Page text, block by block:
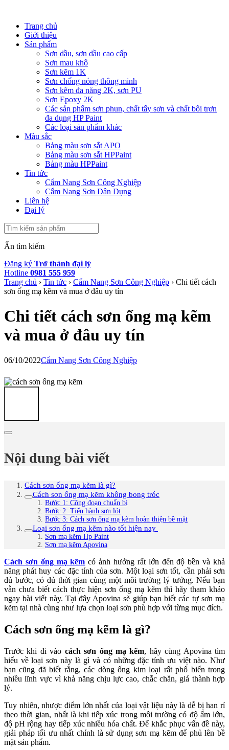
Trang chủ
Giới thiệu
Sản phẩm
Sơn dầu, sơn dầu cao cấp
Sơn mau khô
Sơn kẽm 1K
Sơn chống nóng thông minh
Sơn kẽm đa năng 2K, sơn PU
Sơn Epoxy 2K
Các sản phẩm sơn phun, chất tẩy sơn và chất bôi trơn
đa dụng HP Paint
Các loại sản phẩm khác
Màu sắc
Bảng màu sơn sắt APO
Bảng màu sơn sắt HPPaint
Bảng màu HPPaint
Tin tức
Cẩm Nang Sơn Công Nghiệp
Cẩm Nang Sơn Dân Dụng
Liên hệ
Đại lý
Ẩn tìm kiếm
Đăng ký Trở thành đại lý
Hotline 0981 555 959
Trang chủ › Tin tức › Cẩm Nang Sơn Công Nghiệp › Chi tiết cách
sơn ống mạ kẽm và mua ở đâu uy tín
Chi tiết cách sơn ống mạ kẽm
và mua ở đâu uy tín
06/10/2022Cẩm Nang Sơn Công Nghiệp
Nội dung bài viết
Cách sơn ống mạ kẽm là gì?
Cách sơn ống mạ kẽm không bong tróc
Bước 1: Công đoạn chuẩn bị
Bước 2: Tiến hành sơn lót
Bước 3: Cách sơn ống mạ kẽm hoàn thiện bề mặt
Loại sơn ống mạ kẽm nào tốt hiện nay
Sơn mạ kẽm Hp Paint
Sơn mạ kẽm Apovina
Cách sơn ống mạ kẽm có ảnh hưởng rất lớn đến độ bền và khả
năng phát huy các đặc tính của sơn. Một loại sơn tốt, cần phải sơn
đủ bước, có đủ thời gian cùng một môi trường lý tưởng. Nếu bạn
vẫn chưa biết cách thực hiện sơn ống mạ kẽm thì hãy tham khảo
ngay bài viết này. Tại đây Apovina sẽ giúp bạn biết các tự sơn mạ
kẽm tại nhà cùng như lựa chọn loại sơn phù hợp với từng mục đích.
Cách sơn ống mạ kẽm là gì?
Trước khi đi vào cách sơn ống mạ kẽm, hãy cùng Apovina tìm
hiểu về loại sơn này là gì và có những đặc tính ưu việt nào. Như
bạn cũng đã biết rằng, các dòng ống kim loại rất phổ biến trong
nhiều lĩnh vực vì khả năng chịu lực cao, chắc chắn, giá thành hợp
lý.
Tuy nhiên, nhược điểm lớn nhất của loại vật liệu này là dễ bị han rỉ
theo thời gian, nhất là khi tiếp xúc trong môi trường có độ ẩm lớn,
độ pH rộng hay tiếp xúc nhiều hóa chất. Để khắc phục vấn đề này,
giải pháp tối ưu nhất chính là sử dụng sơn mạ kẽm để phủ lên bề
mặt sản phẩm.